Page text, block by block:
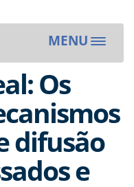
MENU
Toggle
Os
difusão
e